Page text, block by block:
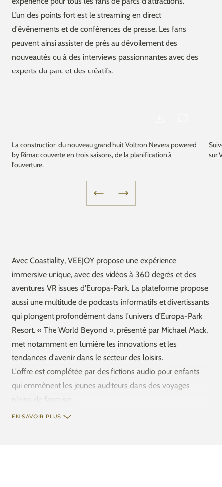
L’un des points fort est le streaming en direct
d'événements et de conférences de presse. Les fans
peuvent ainsi assister de près au dévoilement des
nouveautés ou à des interviews passionnantes avec des
experts du parc et des créatifs.
La construction du nouveau grand huit Voltron Nevera powered
by Rimac couverte en trois saisons, de la planification à
l'ouverture.
sur
Avec Coastiality, VEEJOY propose une expérience
immersive unique, avec des vidéos à 360 degrés et des
aventures VR issues d'Europa-Park. La plateforme propose
aussi une multitude de podcasts informatifs et divertissants
qui plongent profondément dans l'univers d’Europa-Park
Resort. « The World Beyond », présenté par Michael Mack,
met notamment en lumière les innovations et les
tendances d'avenir dans le secteur des loisirs.
L'offre est complétée par des fictions audio pour enfants
qui emmènent les jeunes auditeurs dans des voyages
pleins de fantaisie.
Le contenu est proposé en allemand, anglais et français et
EN SAVOIR PLUS